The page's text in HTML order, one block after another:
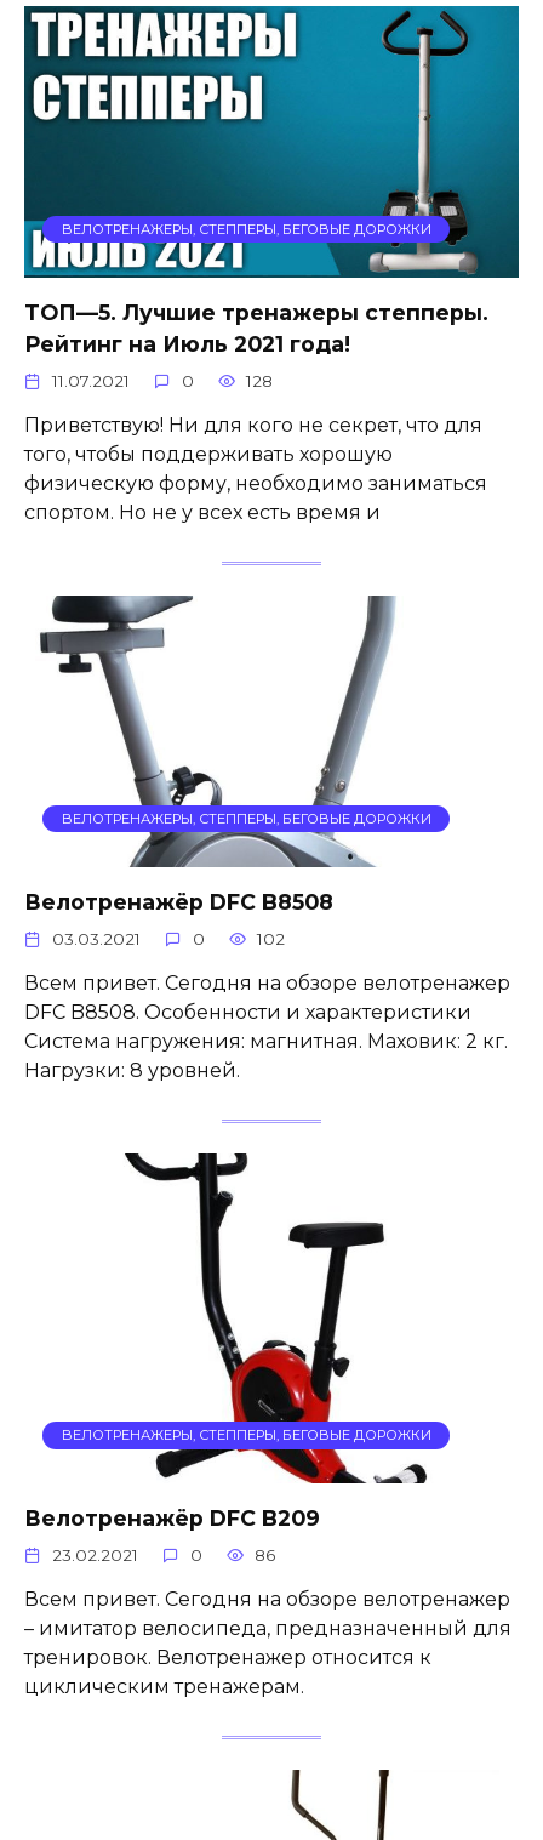
ВЕЛОТРЕНАЖЕРЫ, СТЕППЕРЫ, БЕГОВЫЕ ДОРОЖКИ
ТОП—5. Лучшие тренажеры степперы.
Рейтинг на Июль 2021 года!
11.07.2021 0 128
Приветствую! Ни для кого не секрет, что для
того, чтобы поддерживать хорошую
физическую форму, необходимо заниматься
спортом. Но не у всех есть время и
ВЕЛОТРЕНАЖЕРЫ, СТЕППЕРЫ, БЕГОВЫЕ ДОРОЖКИ
Велотренажёр DFC B8508
03.03.2021 0 102
Всем привет. Сегодня на обзоре велотренажер
DFC B8508. Особенности и характеристики
Система нагружения: магнитная. Маховик: 2 кг.
Нагрузки: 8 уровней.
ВЕЛОТРЕНАЖЕРЫ, СТЕППЕРЫ, БЕГОВЫЕ ДОРОЖКИ
Велотренажёр DFC B209
23.02.2021 0 86
Всем привет. Сегодня на обзоре велотренажер
– имитатор велосипеда, предназначенный для
тренировок. Велотренажер относится к
циклическим тренажерам.